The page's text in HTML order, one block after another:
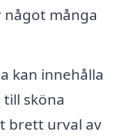
många
kan innehålla
sköna
brett urval av